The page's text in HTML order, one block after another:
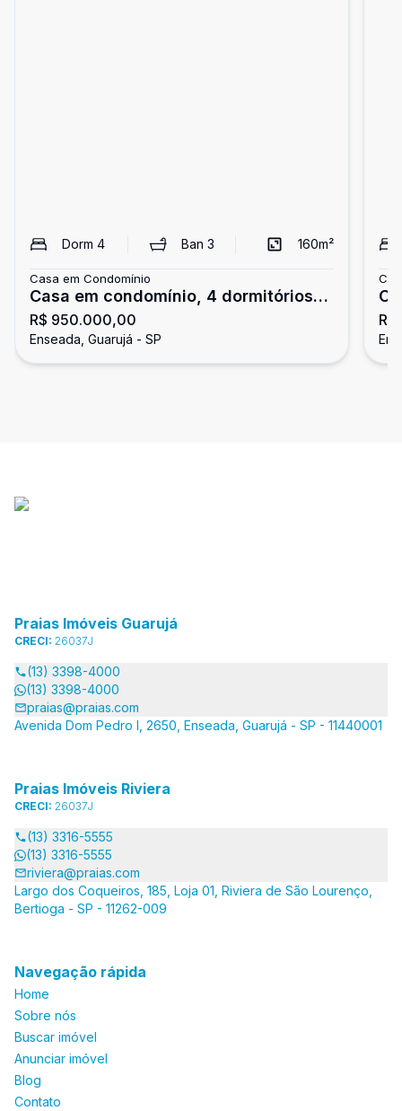
Dorm 4 Ban3 160m²
Casa em Condomínio
Casa em condomínio, 4 dormitórios,
Enseada, Guarujá
R$ 950.000,00
Enseada, Guarujá - SP
Praias Imóveis Guarujá
CRECI: 26037J
(13) 3398-4000
(13) 3398-4000
praias@praias.com
Avenida Dom Pedro I, 2650, Enseada, Guarujá - SP - 11440001
Praias Imóveis Riviera
CRECI: 26037J
(13) 3316-5555
(13) 3316-5555
riviera@praias.com
Largo dos Coqueiros, 185, Loja 01, Riviera de São Lourenço,
Bertioga - SP - 11262-009
Navegação rápida
Home
Sobre nós
Buscar imóvel
Anunciar imóvel
Blog
Contato